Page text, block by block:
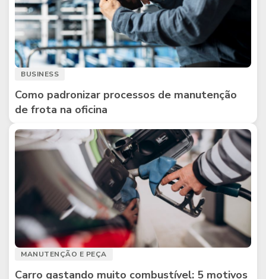
BUSINESS
Como padronizar processos de manutenção
de frota na oficina
MANUTENÇÃO E PEÇA
Carro gastando muito combustível: 5 motivos